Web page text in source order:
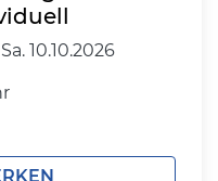
Sa. 10.10.2026